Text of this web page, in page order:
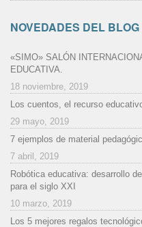
NOVEDADES DEL BLOG
«SIMO» SALÓN
EDUCATIVA.
18 noviembre, 2019
Los cuentos, el recurso
29 mayo, 2019
7 ejemplos de material
7 abril, 2019
Robótica educativa: desarrollo
para el siglo XXI
10 marzo, 2019
Los 5 mejores regalos